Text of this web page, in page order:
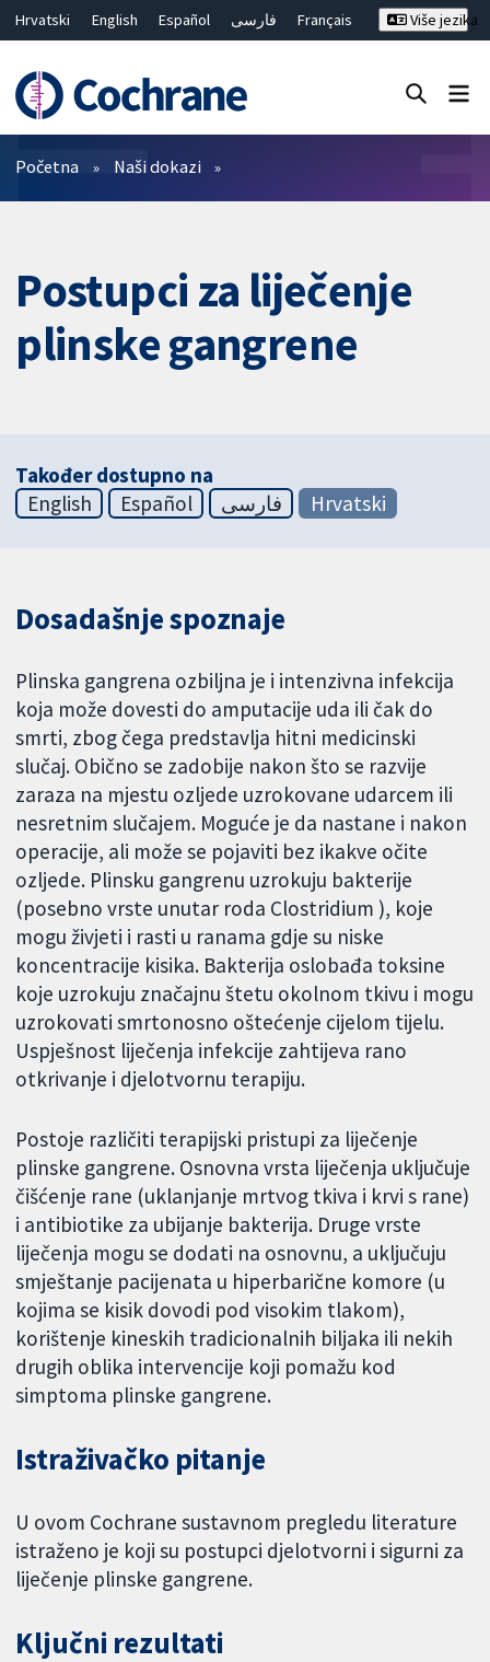
Hrvatski English Español فارسی
Français
繁體中文
简体中文
Više jezika
Prečistači
Početna Naši dokazi
Postupci za liječenje
plinske gangrene
Također dostupno na
English
Español فارسی Hrvatski
Dosadašnje spoznaje
Plinska gangrena ozbiljna je i intenzivna infekcija
koja može dovesti do amputacije uda ili čak do
smrti, zbog čega predstavlja hitni medicinski
slučaj. Obično se zadobije nakon što se razvije
zaraza na mjestu ozljede uzrokovane udarcem ili
nesretnim slučajem. Moguće je da nastane i nakon
operacije, ali može se pojaviti bez ikakve očite
ozljede. Plinsku gangrenu uzrokuju bakterije
(posebno vrste unutar roda Clostridium ), koje
mogu živjeti i rasti u ranama gdje su niske
koncentracije kisika. Bakterija oslobađa toksine
koje uzrokuju značajnu štetu okolnom tkivu i mogu
uzrokovati smrtonosno oštećenje cijelom tijelu.
Uspješnost liječenja infekcije zahtijeva rano
otkrivanje i djelotvornu terapiju.
Postoje različiti terapijski pristupi za liječenje
plinske gangrene. Osnovna vrsta liječenja uključuje
čišćenje rane (uklanjanje mrtvog tkiva i krvi s rane)
i antibiotike za ubijanje bakterija. Druge vrste
liječenja mogu se dodati na osnovnu, a uključuju
smještanje pacijenata u hiperbarične komore (u
kojima se kisik dovodi pod visokim tlakom),
korištenje kineskih tradicionalnih biljaka ili nekih
drugih oblika intervencije koji pomažu kod
simptoma plinske gangrene.
Istraživačko pitanje
U ovom Cochrane sustavnom pregledu literature
istraženo je koji su postupci djelotvorni i sigurni za
liječenje plinske gangrene.
Ključni rezultati